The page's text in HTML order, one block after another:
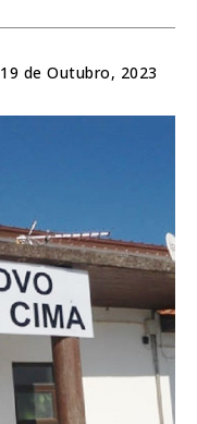
19 de Outubro, 2023